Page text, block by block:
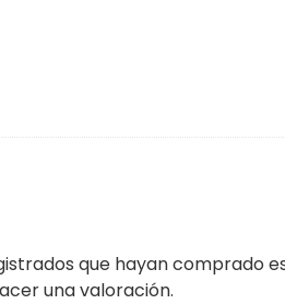
que hayan comprado
una valoración.